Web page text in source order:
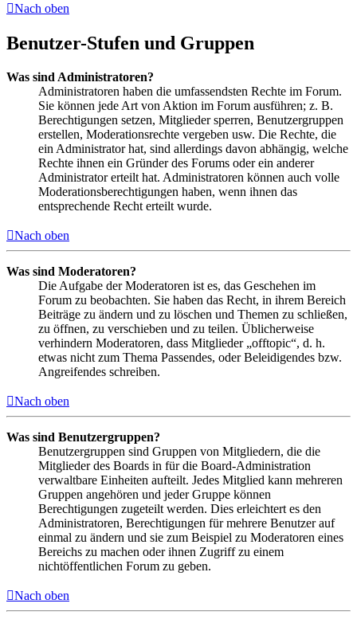
Nach oben
Benutzer-Stufen und Gruppen
Was sind Administratoren?
Administratoren haben die umfassendsten Rechte im Forum.
Sie können jede Art von Aktion im Forum ausführen; z. B.
Berechtigungen setzen, Mitglieder sperren, Benutzergruppen
erstellen, Moderationsrechte vergeben usw. Die Rechte, die
ein Administrator hat, sind allerdings davon abhängig, welche
Rechte ihnen ein Gründer des Forums oder ein anderer
Administrator erteilt hat. Administratoren können auch volle
Moderationsberechtigungen haben, wenn ihnen das
entsprechende Recht erteilt wurde.
Nach oben
Was sind Moderatoren?
Die Aufgabe der Moderatoren ist es, das Geschehen im
Forum zu beobachten. Sie haben das Recht, in ihrem Bereich
Beiträge zu ändern und zu löschen und Themen zu schließen,
zu öffnen, zu verschieben und zu teilen. Üblicherweise
verhindern Moderatoren, dass Mitglieder „offtopic“, d. h.
etwas nicht zum Thema Passendes, oder Beleidigendes bzw.
Angreifendes schreiben.
Nach oben
Was sind Benutzergruppen?
Benutzergruppen sind Gruppen von Mitgliedern, die die
Mitglieder des Boards in für die Board-Administration
verwaltbare Einheiten aufteilt. Jedes Mitglied kann mehreren
Gruppen angehören und jeder Gruppe können
Berechtigungen zugeteilt werden. Dies erleichtert es den
Administratoren, Berechtigungen für mehrere Benutzer auf
einmal zu ändern und sie zum Beispiel zu Moderatoren eines
Bereichs zu machen oder ihnen Zugriff zu einem
nichtöffentlichen Forum zu geben.
Nach oben